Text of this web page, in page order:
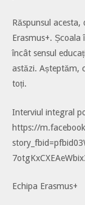
Răspunsul
Erasmus+.
încât sensul
astăzi. Așteptăm,
toți.
Interviul integral
https://
Echipa Erasmus+